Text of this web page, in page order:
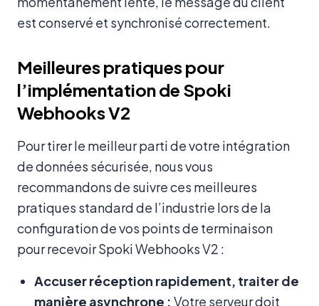
est conservé et synchronisé correctement.
Meilleures pratiques pour
l’implémentation de Spoki
Webhooks V2
Pour tirer le meilleur parti de votre intégration
de données sécurisée, nous vous
recommandons de suivre ces meilleures
pratiques standard de l’industrie lors de la
configuration de vos points de terminaison
pour recevoir Spoki Webhooks V2 :
Accuser réception rapidement, traiter de
manière asynchrone : Votre serveur doit